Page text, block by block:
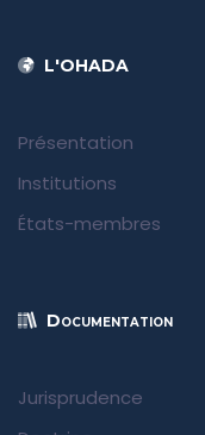
L'OHADA
Présentation
Institutions
États-membres
Documentation
Jurisprudence